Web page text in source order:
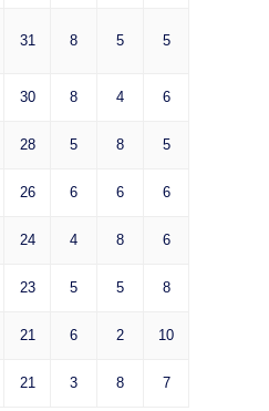
31 8 5 5
30 8 4 6
28 5 8 5
26 6 6 6
24 4 8 6
23 5 5 8
21 6 2 10
21 3 8 7